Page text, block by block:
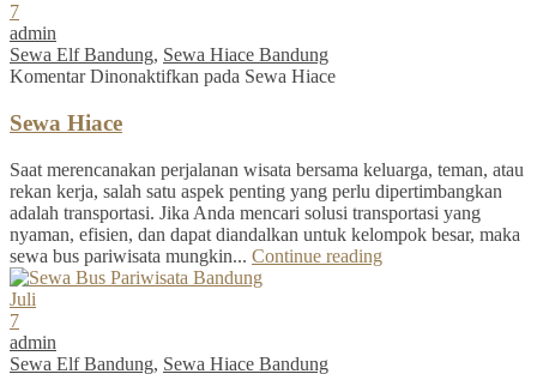
7
admin
Sewa Elf Bandung, Sewa Hiace Bandung
Komentar Dinonaktifkan pada Sewa Hiace
Sewa Hiace
Saat merencanakan perjalanan wisata bersama keluarga, teman, atau
rekan kerja, salah satu aspek penting yang perlu dipertimbangkan
adalah transportasi. Jika Anda mencari solusi transportasi yang
nyaman, efisien, dan dapat diandalkan untuk kelompok besar, maka
sewa bus pariwisata mungkin... Continue reading
Juli
7
admin
Sewa Elf Bandung, Sewa Hiace Bandung